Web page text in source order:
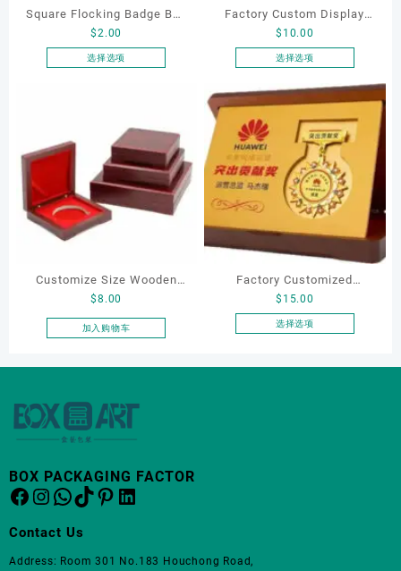
Square Flocking Badge Box
Three-dimensional Bevel
Medal Display Box Flannel
Jewelry Storage Box
$2.00
选择选项
多
种
变
体。
可
品
页
面
上
些
Factory Custom Display
Boxes for Gifting, Coin
Packaging Box, Luxury
Coin Box
$ 10.00
选择选项
产
有
多
种
变
体。
品
页
面
Customize Size Wooden
Gift Display Box for
Commemorative Coins
Wedding Anniversary
$8.00
加入购物车
Factory Customized
Wholesale Wooden Badge
Commemorative Coins
Medal Box
$ 15.00
选择选项
BOX PACKAGING FACTOR
Facebook
Instagram
WhatsApp
TikTok
Pinterest
LinkedIn
Contact Us
Address: Room 301 No.183 Houchong Road,